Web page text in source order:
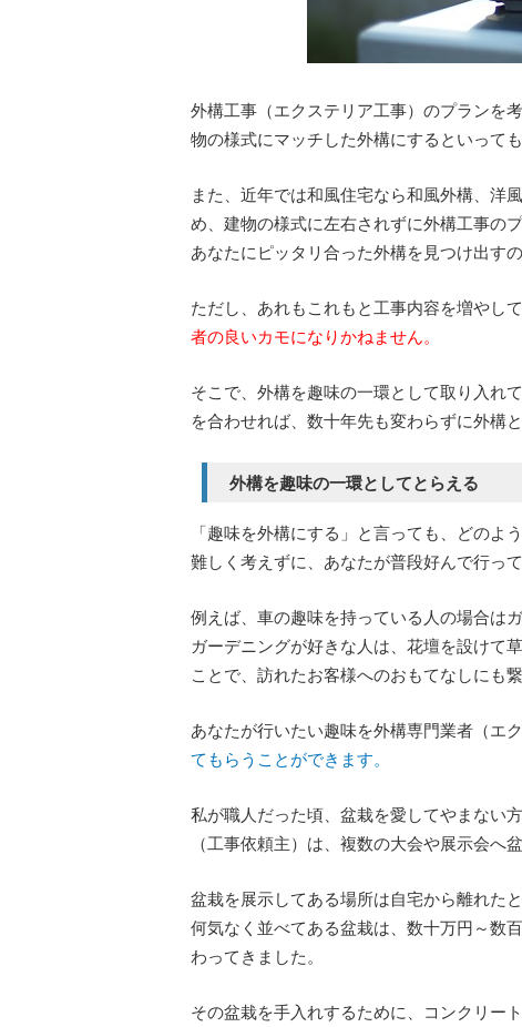
外構工事（エクステリア工事）のプランを
物の様式にマッチした外構にするといって
また、近年では和風住宅なら和風外構、洋
め、建物の様式に左右されずに外構工事の
あなたにピッタリ合った外構を見つけ出す
ただし、あれもこれもと工事内容を増やし
者の良いカモになりかねません。
そこで、外構を趣味の一環として取り入れ
を合わせれば、数十年先も変わらずに外構
外構を趣味の一環としてとらえる
「趣味を外構にする」と言っても、どのよ
難しく考えずに、あなたが普段好んで行っ
例えば、車の趣味を持っている人の場合は
ガーデニングが好きな人は、花壇を設けて
ことで、訪れたお客様へのおもてなしにも繋
あなたが行いたい趣味を外構専門業者（エ
てもらうことができます。
私が職人だった頃、盆栽を愛してやまない
（工事依頼主）は、複数の大会や展示会へ
盆栽を展示してある場所は自宅から離れた
何気なく並べてある盆栽は、数十万円～数
わってきました。
その盆栽を手入れするために、コンクリー